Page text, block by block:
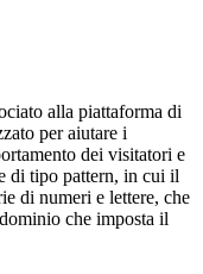
alla piattaforma di
per aiutare i
dei visitatori e
di tipo pattern, in cui il
di numeri e lettere, che
che imposta il